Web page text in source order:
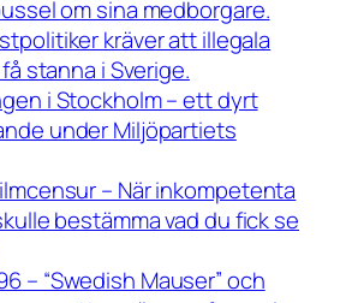
om sina medborgare.
kräver att illegala
stanna i Sverige.
i Stockholm – ett dyrt
under Miljöpartiets
– När inkompetenta
bestämma vad du fick se
– “Swedish Mauser” och